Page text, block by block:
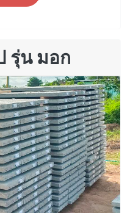
รุ่น มอก